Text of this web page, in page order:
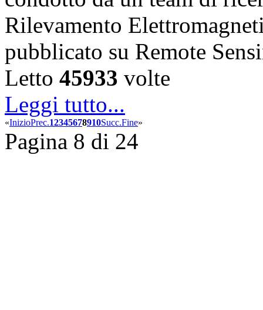
Rilevamento
pubblicato su Remote
Letto 45933 volte
Leggi tutto...
«InizioPrec.12345678910Succ.Fine»
Pagina 8 di 24